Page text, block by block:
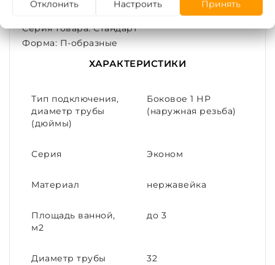
Серия товара: Стандарт
Форма: П-образные
ХАРАКТЕРИСТИКИ
Тип подключения,
диаметр трубы
(дюймы)
Боковое 1 НР
(наружная резьба)
Серия Эконом
Материал нержавейка
Площадь ванной,
м2
до 3
Диаметр трубы
32
Отклонить Настроить Принять